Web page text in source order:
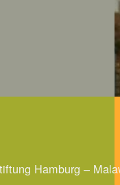
Hamburg –